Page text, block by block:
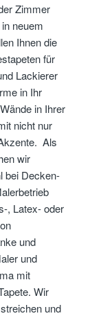
Zimmer
neuem
Ihnen die
für
Lackierer
in Ihr
in Ihrer
nicht nur
Als
wir
bei Decken-
, Latex- oder
und
und
mit
Wir
und